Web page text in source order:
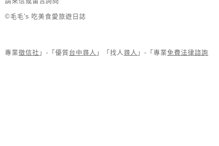
©毛毛's 吃美食愛旅遊日誌
專業徵信社 」-「優質台中尋人 」「找人尋人 」-「專業免費法律諮詢